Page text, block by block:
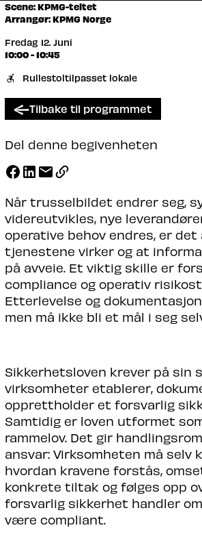
Scene: KPMG-teltet
Arrangør: KPMG Norge
Fredag 12. Juni
10:00 - 10:45
Rullestoltilpasset lokale
Tilbake til programmet
Del denne begivenheten
Når trusselbildet endrer seg,
videreutvikles, nye
operative behov endres, er det
tjenestene virker og at
på avveie. Et viktig skille er
compliance og operativ
Etterlevelse og
men må ikke bli et mål i seg
Sikkerhetsloven krever på sin
virksomheter etablerer,
opprettholder et forsvarlig
Samtidig er loven utformet
rammelov. Det gir
ansvar: Virksomheten må selv
hvordan kravene forstås,
konkrete tiltak og følges opp
forsvarlig sikkerhet handler
være compliant.